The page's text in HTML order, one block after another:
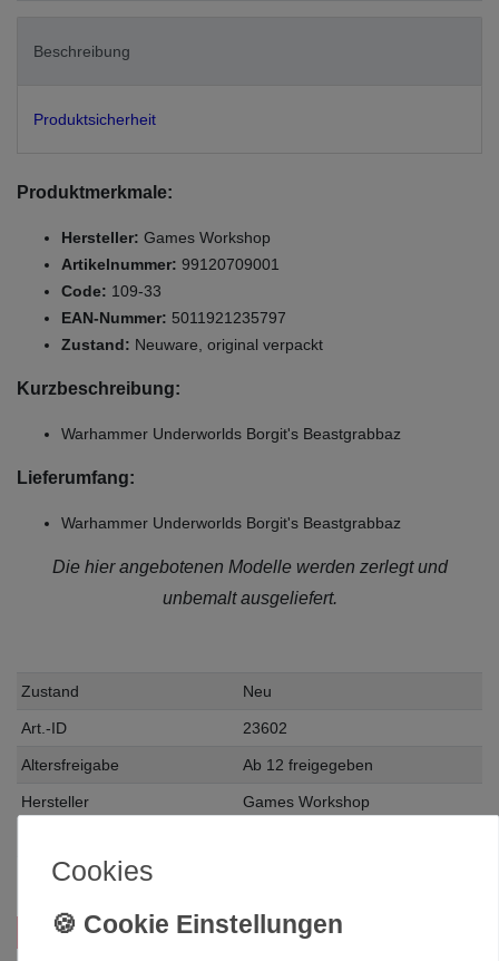
Beschreibung
Produktsicherheit
Produktmerkmale:
Hersteller: Games Workshop
Artikelnummer: 99120709001
Code: 109-33
EAN-Nummer: 5011921235797
Zustand: Neuware, original verpackt
Kurzbeschreibung:
Warhammer Underworlds Borgit's Beastgrabbaz
Lieferumfang:
Warhammer Underworlds Borgit's Beastgrabbaz
Die hier angebotenen Modelle werden zerlegt und
unbemalt ausgeliefert.
Zustand Neu
Art.-ID 23602
Altersfreigabe Ab 12 freigegeben
Hersteller Games Workshop
Inhalt
Das passt zu diesem Produkt:
Cookies